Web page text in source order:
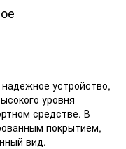
устройство,
уровня
средстве. В
покрытием,
вид.